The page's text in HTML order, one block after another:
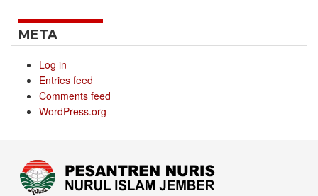
META
Log in
Entries feed
Comments feed
WordPress.org